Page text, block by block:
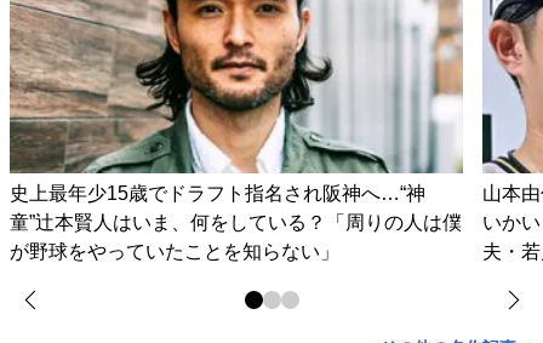
史上最年少15歳でドラフト指名され阪神へ…“神
童”辻本賢人はいま、何をしている？「周りの人は僕
が野球をやっていたことを知らない」
山本
いか
夫・